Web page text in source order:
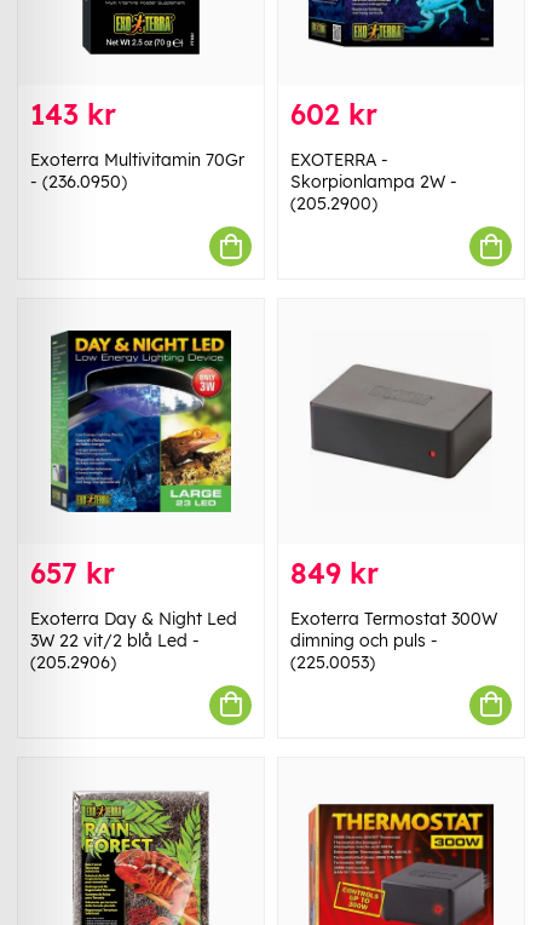
143 kr
Exoterra Multivitamin 70Gr
- (236.0950)
602 kr
EXOTERRA -
Skorpionlampa 2W -
(205.2900)
657 kr
Exoterra Day & Night Led
3W 22 vit/2 blå Led -
(205.2906)
849 kr
Exoterra Termostat 300W
dimning och puls -
(225.0053)